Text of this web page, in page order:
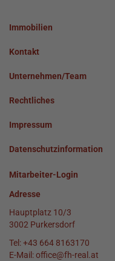
Immobilien
Kontakt
Unternehmen/Team
Rechtliches
Impressum
Datenschutzinformation
Mitarbeiter-Login
Adresse
Hauptplatz 10/3
3002 Purkersdorf
Tel:+43 664 8163170
E-Mail:office@fh-real.at